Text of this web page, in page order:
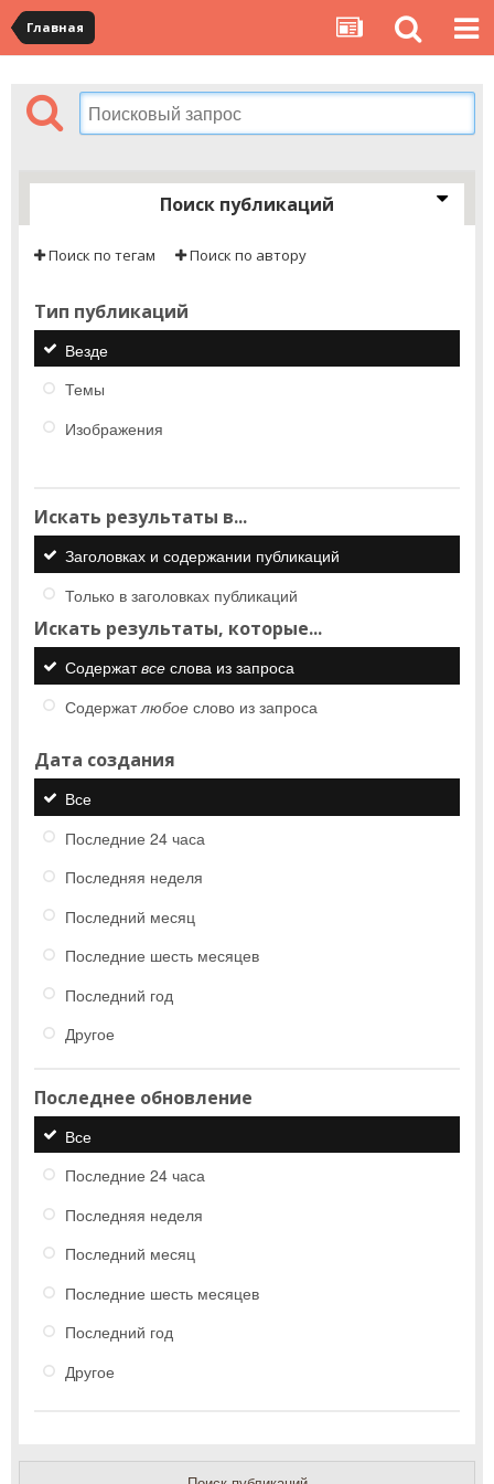
Главная
Поиск публикаций
Поиск по тегам Поиск по автору
Тип публикаций
Везде
Темы
Изображения
Искать результаты в...
Заголовках и содержании публикаций
Только в заголовках публикаций
Искать результаты, которые...
Содержатвсе слова из запроса
Содержатлюбое слово из запроса
Дата создания
Все
Последние 24 часа
Последняя неделя
Последний месяц
Последние шесть месяцев
Последний год
Другое
Последнее обновление
Все
Последние 24 часа
Последняя неделя
Последний месяц
Последние шесть месяцев
Последний год
Другое